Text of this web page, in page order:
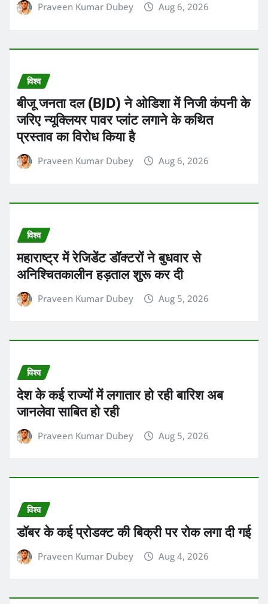
Praveen Kumar Dubey Aug 6, 2026
विश्व
बीजू जनता दल (BJD) ने ओडिशा में निजी कंपनी के
जरिए न्यूक्लियर पावर प्लांट लगाने के कथित
प्रस्ताव का विरोध किया है
Praveen Kumar Dubey Aug 6, 2026
विश्व
महाराष्ट्र में रेजिडेंट डॉक्टरों ने बुधवार से
अनिश्चितकालीन हड़ताल शुरू कर दी
Praveen Kumar Dubey Aug 5, 2026
विश्व
देश के कई राज्यों में लगातार हो रही बारिश अब
जानलेवा साबित हो रही
Praveen Kumar Dubey Aug 5, 2026
विश्व
डॉबर के कई प्रोडक्ट की बिक्री पर रोक लगा दी गई
Praveen Kumar Dubey Aug 4, 2026